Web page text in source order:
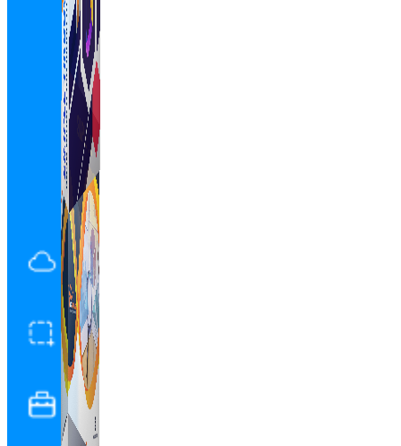
nhanh chóng.
Simple Tikdown
Công cụ giúp bạn tải video Tiktok không có logo
nhanh chóng.